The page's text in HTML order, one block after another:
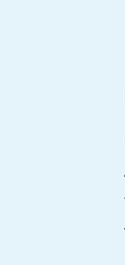
Europese
Historische